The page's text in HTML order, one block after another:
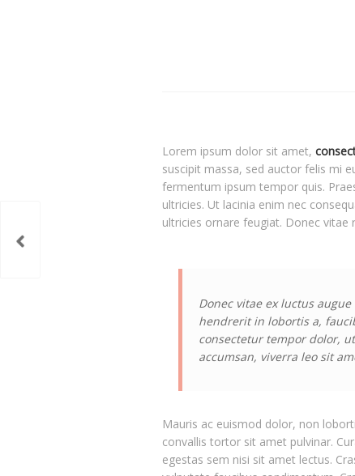
Lorem ipsum dolor sit amet,
suscipit massa, sed auctor felis mi
fermentum ipsum tempor quis.
ultricies. Ut lacinia enim nec
ultricies ornare feugiat. Donec vitae
Donec vitae ex luctus
hendrerit in lobortis a,
consectetur tempor dolor,
accumsan, viverra leo sit
Mauris ac euismod dolor, non
convallis tortor sit amet pulvinar.
egestas sem nisi sit amet lectus.